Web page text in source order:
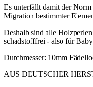
Es unterfällt damit der
Migration bestimmter
Deshalb sind alle
schadstofffrei - also für
Durchmesser: 10mm
AUS DEUTSCHER